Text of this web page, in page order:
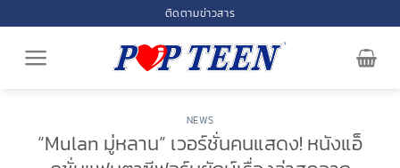
to
content
ติดตามข่าวสาร
NEWS
“Mulan มู่หลาน” เวอร์ชั่นคนแสดง! หนังแอ็